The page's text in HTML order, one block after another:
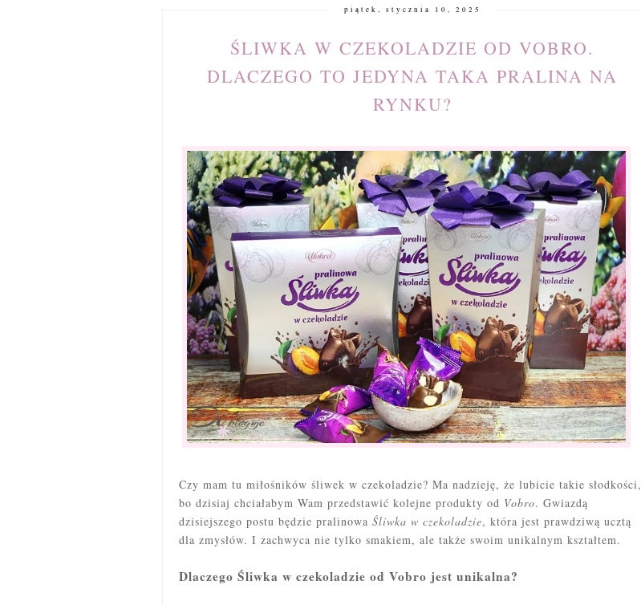
piątek, stycznia 10, 2025
ŚLIWKA W CZEKOLADZIE OD VOBRO.
DLACZEGO TO JEDYNA TAKA PRALINA NA
RYNKU?
Czy mam tu miłośników śliwek w czekoladzie? Ma nadzieję, że lubicie takie słodkości,
bo dzisiaj chciałabym Wam przedstawić kolejne produkty od Vobro. Gwiazdą
dzisiejszego postu będzie pralinowa Śliwka w czekoladzie, która jest prawdziwą ucztą
dla zmysłów. I zachwyca nie tylko smakiem, ale także swoim unikalnym kształtem.
Dlaczego Śliwka w czekoladzie od Vobro jest unikalna?